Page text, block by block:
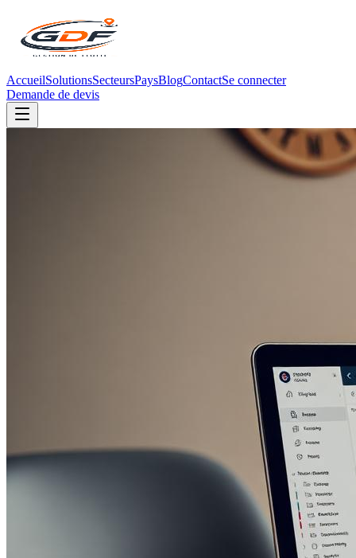
AccueilSolutionsSecteursPaysBlogContactSe connecter
Demande de devis